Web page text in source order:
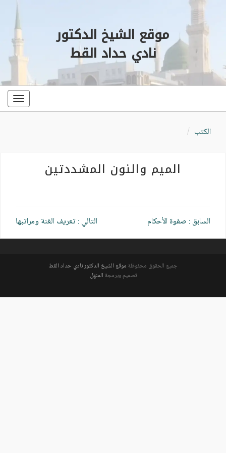
موقع الشيخ الدكتور
نادي حداد القط
الكتب
الميم والنون المشددتين
تصفّح
المقالات
السابق : صفوة الأحكام التالي :تعريف الغنة ومراتبها
جميع الحقوق محفوظة موقع الشيخ الدكتور نادي حداد القط
تصميم وبرمجة المنهل